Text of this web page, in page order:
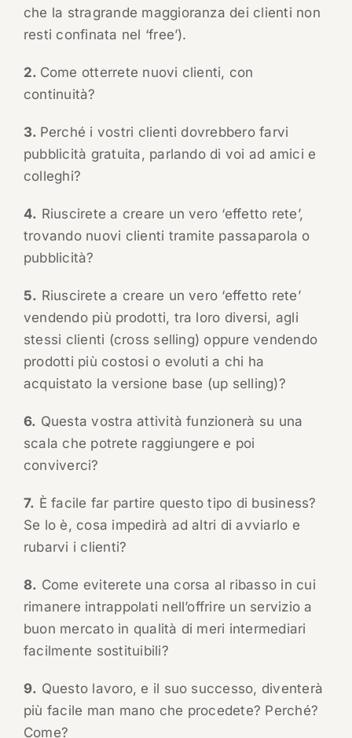
che la stragrande maggioranza dei clienti non
resti confinata nel ‘free’).
2. Come otterrete nuovi clienti, con
continuità?
3. Perché i vostri clienti dovrebbero farvi
pubblicità gratuita, parlando di voi ad amici e
colleghi?
4. Riuscirete a creare un vero ‘effetto rete’,
trovando nuovi clienti tramite passaparola o
pubblicità?
5. Riuscirete a creare un vero ‘effetto rete’
vendendo più prodotti, tra loro diversi, agli
stessi clienti (cross selling) oppure vendendo
prodotti più costosi o evoluti a chi ha
acquistato la versione base (up selling)?
6. Questa vostra attività funzionerà su una
scala che potrete raggiungere e poi
conviverci?
7. È facile far partire questo tipo di business?
Se lo è, cosa impedirà ad altri di avviarlo e
rubarvi i clienti?
8. Come eviterete una corsa al ribasso in cui
rimanere intrappolati nell’offrire un servizio a
buon mercato in qualità di meri intermediari
facilmente sostituibili?
9. Questo lavoro, e il suo successo, diventerà
più facile man mano che procedete? Perché?
Come?